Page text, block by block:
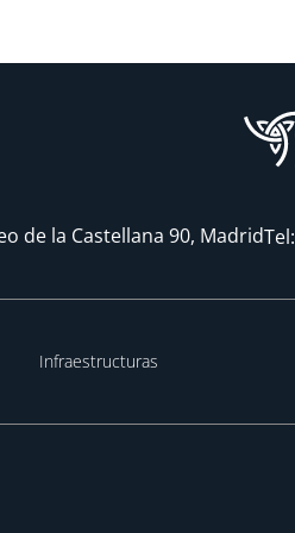
de la Castellana 90, MadridTel:
Infraestructuras